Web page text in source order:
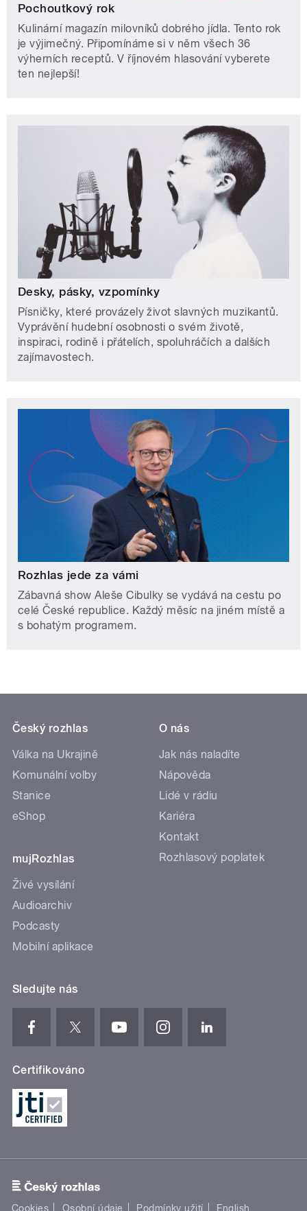
Pochoutkový rok
Kulinární magazín milovníků dobrého jídla. Tento rok
je výjimečný. Připomínáme si v něm všech 36
výherních receptů. V říjnovém hlasování vyberete
ten nejlepší!
Desky, pásky, vzpomínky
Písničky, které provázely život slavných muzikantů.
Vyprávění hudební osobnosti o svém životě,
inspiraci, rodině i přátelích, spoluhráčích a dalších
zajímavostech.
Rozhlas jede za vámi
Zábavná show Aleše Cibulky se vydává na cestu po
celé České republice. Každý měsíc na jiném místě a
s bohatým programem.
Český rozhlas
Válka na Ukrajině
Komunální volby
Stanice
eShop
mujRozhlas
Živé vysílání
Audioarchiv
Podcasty
Mobilní aplikace
O nás
Jak nás naladíte
Nápověda
Lidé v rádiu
Kariéra
Kontakt
Rozhlasový poplatek
Sledujte nás
Certifikováno
Cookies Osobní údaje Podmínky užití English